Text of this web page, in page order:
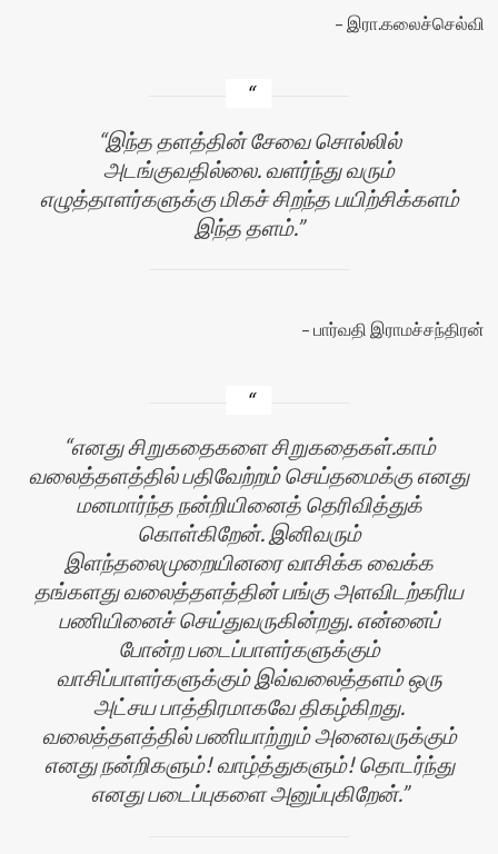
இரா.கலைச்செல்வி
இந்த தளத்தின் சேவை சொல்லில்
அடங்குவதில்லை. வளர்ந்து வரும்
எழுத்தாளர்களுக்கு மிகச் சிறந்த பயிற்சிக்களம்
இந்த தளம்.
பார்வதி இராமச்சந்திரன்
எனது சிறுகதைகளை சிறுகதைகள்.காம்
வலைத்தளத்தில் பதிவேற்றம் செய்தமைக்கு எனது
மனமார்ந்த நன்றியினைத் தெரிவித்துக்
கொள்கிறேன். இனிவரும்
இளந்தலைமுறையினரை வாசிக்க வைக்க
தங்களது வலைத்தளத்தின் பங்கு அளவிடற்கரிய
பணியினைச் செய்துவருகின்றது. என்னைப்
போன்ற படைப்பாளர்களுக்கும்
வாசிப்பாளர்களுக்கும் இவ்வலைத்தளம் ஒரு
அட்சய பாத்திரமாகவே திகழ்கிறது.
வலைத்தளத்தில் பணியாற்றும் அனைவருக்கும்
எனது நன்றிகளும்! வாழ்த்துகளும்! தொடர்ந்து
எனது படைப்புகளை அனுப்புகிறேன்.